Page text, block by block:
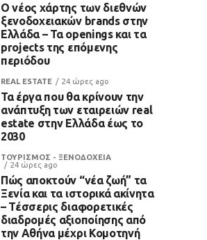
Ο νέος χάρτης των διεθνών
ξενοδοχειακών brands στην
Ελλάδα – Τα openings και τα
projects της επόμενης
περιόδου
REAL ESTATE 24 ώρες ago
Τα έργα που θα κρίνουν την
ανάπτυξη των εταιρειών real
estate στην Ελλάδα έως το
2030
ΤΟΥΡΙΣΜΟΣ - ΞΕΝΟΔΟΧΕΙΑ
24 ώρες ago
Πώς αποκτούν “νέα ζωή” τα
Ξενία και τα ιστορικά ακίνητα
– Τέσσερις διαφορετικές
διαδρομές αξιοποίησης από
την Αθήνα μέχρι Κομοτηνή